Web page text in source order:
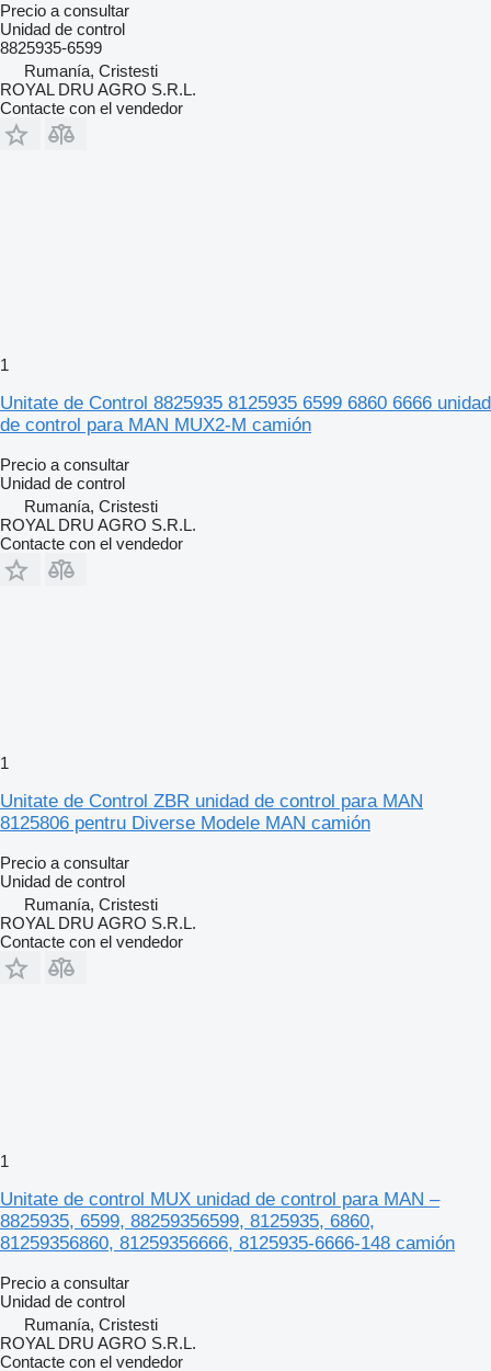
Precio a consultar
Unidad de control
8825935-6599
Rumanía, Cristesti
ROYAL DRU AGRO S.R.L.
Contacte con el vendedor
1
Unitate de Control 8825935 8125935 6599 6860 6666 unidad
de control para MAN MUX2-M camión
Precio a consultar
Unidad de control
Rumanía, Cristesti
ROYAL DRU AGRO S.R.L.
Contacte con el vendedor
1
Unitate de Control ZBR unidad de control para MAN
8125806 pentru Diverse Modele MAN camión
Precio a consultar
Unidad de control
Rumanía, Cristesti
ROYAL DRU AGRO S.R.L.
Contacte con el vendedor
1
Unitate de control MUX unidad de control para MAN –
8825935, 6599, 88259356599, 8125935, 6860,
81259356860, 81259356666, 8125935-6666-148 camión
Precio a consultar
Unidad de control
Rumanía, Cristesti
ROYAL DRU AGRO S.R.L.
Contacte con el vendedor